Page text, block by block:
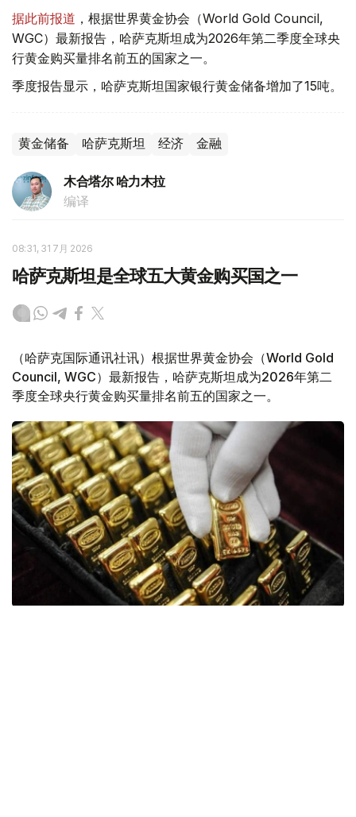
据此前报道 ，根据世界黄金协会（World Gold Council,
WGC）最新报告，哈萨克斯坦成为2026年第二季度全球央
行黄金购买量排名前五的国家之一。
季度报告显示，哈萨克斯坦国家银行黄金储备增加了15吨。
黄金储备 哈萨克斯坦 经济 金融
木合塔尔 哈力木拉
编译
08:31, 31 7月 2026
哈萨克斯坦是全球五大黄金购买国之一
（哈萨克国际通讯社讯）根据世界黄金协会（World Gold
Council, WGC）最新报告，哈萨克斯坦成为2026年第二
季度全球央行黄金购买量排名前五的国家之一。